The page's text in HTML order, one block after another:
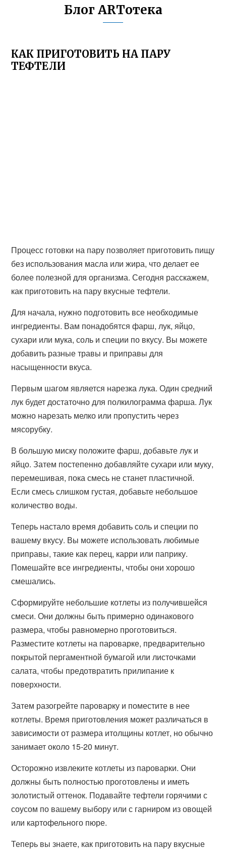
Блог ARTотека
КАК ПРИГОТОВИТЬ НА ПАРУ
ТЕФТЕЛИ
Процесс готовки на пару позволяет приготовить пищу
без использования масла или жира, что делает ее
более полезной для организма. Сегодня расскажем,
как приготовить на пару вкусные тефтели.
Для начала, нужно подготовить все необходимые
ингредиенты. Вам понадобятся фарш, лук, яйцо,
сухари или мука, соль и специи по вкусу. Вы можете
добавить разные травы и приправы для
насыщенности вкуса.
Первым шагом является нарезка лука. Один средний
лук будет достаточно для полкилограмма фарша. Лук
можно нарезать мелко или пропустить через
мясорубку.
В большую миску положите фарш, добавьте лук и
яйцо. Затем постепенно добавляйте сухари или муку,
перемешивая, пока смесь не станет пластичной.
Если смесь слишком густая, добавьте небольшое
количество воды.
Теперь настало время добавить соль и специи по
вашему вкусу. Вы можете использовать любимые
приправы, такие как перец, карри или паприку.
Помешайте все ингредиенты, чтобы они хорошо
смешались.
Сформируйте небольшие котлеты из получившейся
смеси. Они должны быть примерно одинакового
размера, чтобы равномерно проготовиться.
Разместите котлеты на пароварке, предварительно
покрытой пергаментной бумагой или листочками
салата, чтобы предотвратить прилипание к
поверхности.
Затем разогрейте пароварку и поместите в нее
котлеты. Время приготовления может различаться в
зависимости от размера итолщины котлет, но обычно
занимает около 15-20 минут.
Осторожно извлеките котлеты из пароварки. Они
должны быть полностью проготовлены и иметь
золотистый оттенок. Подавайте тефтели горячими с
соусом по вашему выбору или с гарниром из овощей
или картофельного пюре.
Теперь вы знаете, как приготовить на пару вкусные